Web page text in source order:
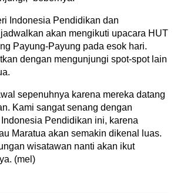
Indonesia Pendidikan dan
akan mengikuti upacara HUT
Payung-Payung pada esok hari.
dengan mengunjungi spot-spot lain
sepenuhnya karena mereka datang
Kami sangat senang dengan
Pendidikan ini, karena
Maratua akan semakin dikenal luas.
wisatawan nanti akan ikut
(mel)